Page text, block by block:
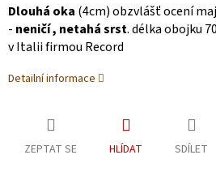
Dlouhá oka (4cm) obzvlášť ocení
- neničí , netahá srst. délka obojku
v Italii firmou Record
Detailní informace
ZEPTAT SE HLÍDAT SDÍLET